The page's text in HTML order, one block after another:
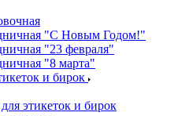
"С Новым Годом!"
"23 февраля"
"8 марта"
и бирок
этикеток и бирок